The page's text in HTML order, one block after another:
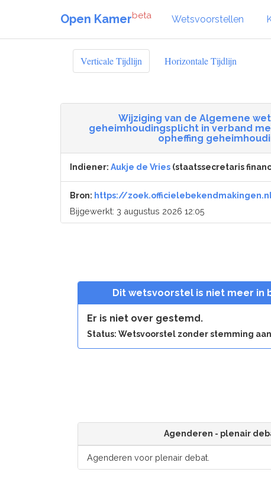
Open Kamerbeta Wetsvoorstellen
Verticale Tijdlijn Horizontale Tijdlijn
Wijziging van de Algemene
geheimhoudingsplicht in verband
opheffing
Indiener: Aukje de Vries (staatssecretaris
Bron: https://
Bijgewerkt: 3 augustus 2026 12:05
Dit wetsvoorstel is niet meer in
Er is niet over gestemd.
Status: Wetsvoorstel zonder stemming
Agenderen - plenair
Agenderen voor plenair debat.